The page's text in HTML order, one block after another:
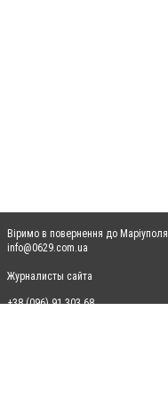
Віримо в повернення до Маріуполя
info@0629.com.ua
Журналисты сайта
+38 (096) 91 303 68